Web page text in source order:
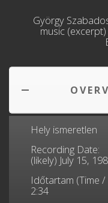
György
music
Hely ismeretlen
Recording Date:
(likely) July 15,
Időtartam (Time /
2:34